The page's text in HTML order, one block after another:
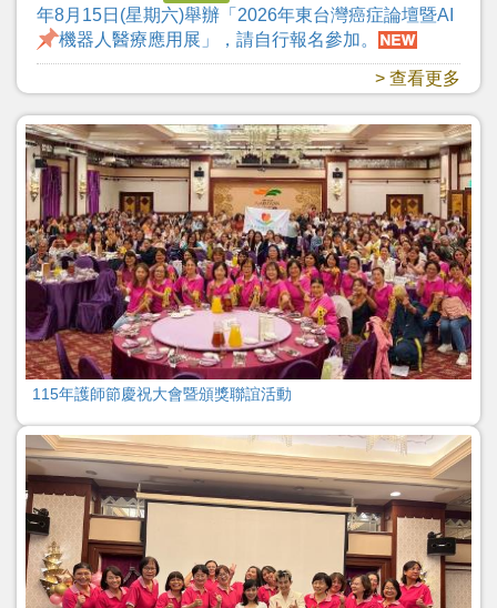
年8月15日(星期六)舉辦「2026年東台灣癌症論壇暨AI
機器人醫療應用展」，請自行報名參加。
> 查看更多
115年護師節慶祝大會暨頒獎聯誼活動